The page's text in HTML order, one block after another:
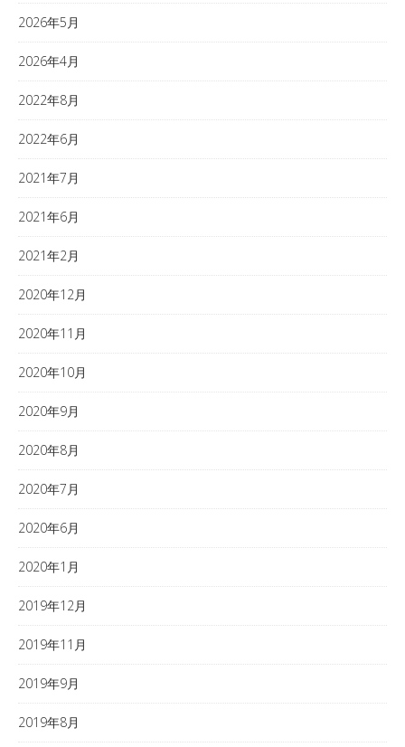
2026年5月
2026年4月
2022年8月
2022年6月
2021年7月
2021年6月
2021年2月
2020年12月
2020年11月
2020年10月
2020年9月
2020年8月
2020年7月
2020年6月
2020年1月
2019年12月
2019年11月
2019年9月
2019年8月